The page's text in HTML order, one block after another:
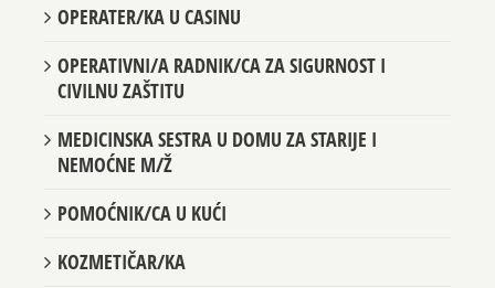
OPERATER/KA U CASINU
OPERATIVNI/A RADNIK/CA ZA SIGURNOST I
CIVILNU ZAŠTITU
MEDICINSKA SESTRA U DOMU ZA STARIJE I
NEMOĆNE M/Ž
POMOĆNIK/CA U KUĆI
KOZMETIČAR/KA